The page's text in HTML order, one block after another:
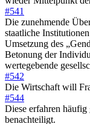
#541
Die zunehmende
staatliche
Umsetzung des
Betonung der
wertegebende
#542
Die Wirtschaft will
#544
Diese erfahren
benachteiligt.